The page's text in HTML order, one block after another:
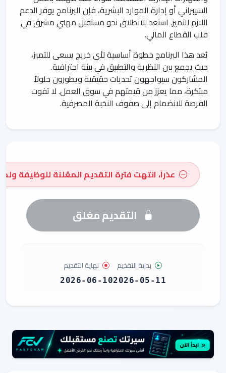
السيبراني أو إدارة الموارد البشرية، فإن البرنامج يوفر الدعم
اللازم للتميز. استعد للانطلاق نحو مستقبل مهني مشرق في
قلب القطاع المالي.
يُعد هذا البرنامج خطوة أساسية لأي خريج يسعى للتميز،
حيث يجمع بين النظرية والتطبيق في بيئة احترافية.
المشاركون سيواجهون تحديات حقيقية ويطورون حلولاً
مبتكرة، مما يعزز من قيمتهم في سوق العمل. لا تفوت
الفرصة للانضمام إلى صفوف النخبة المصرفية.
عذراً، انتهت فترة التقديم المعُلنة للوظيفة
التقديم مغلق
بداية التقديم
2026-05-11
نهاية التقديم
2026-06-10